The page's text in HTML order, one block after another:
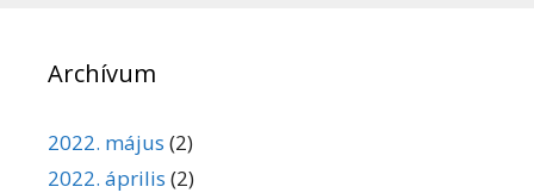
Archívum
2022. május (2)
2022. április (2)